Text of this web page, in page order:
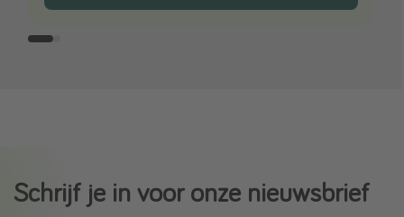
Schrijf je in voor onze nieuwsbrief